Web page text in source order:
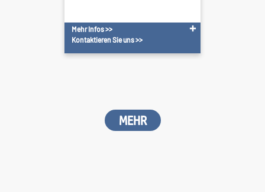
Mehr Infos >>
Kontaktieren Sie uns >>
MEHR